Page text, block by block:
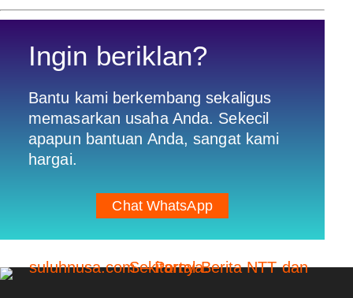
Ingin beriklan?
Bantu kami berkembang sekaligus
memasarkan usaha Anda. Sekecil
apapun bantuan Anda, sangat kami
hargai.
Chat WhatsApp